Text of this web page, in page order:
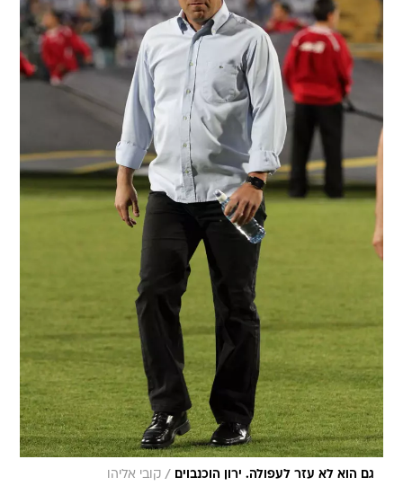
גם הוא לא עזר לעפולה. ירון הוכנבוים / קובי אליהו